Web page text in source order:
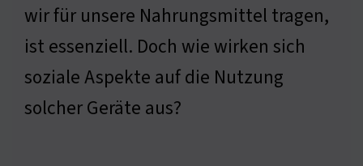
wir für unsere Nahrungsmittel tragen,
ist essenziell. Doch wie wirken sich
soziale Aspekte auf die Nutzung
solcher Geräte aus?